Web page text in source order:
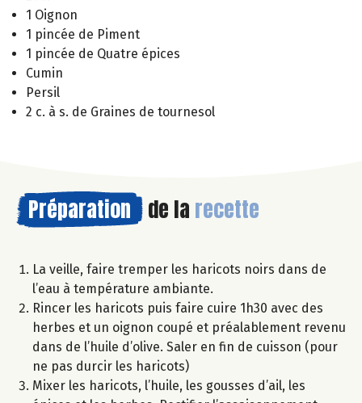
1 Oignon
1 pincée de Piment
1 pincée de Quatre épices
Cumin
Persil
2 c. à s. de Graines de tournesol
Préparation de la recette
La veille, faire tremper les haricots noirs dans de
l’eau à température ambiante.
Rincer les haricots puis faire cuire 1h30 avec des
herbes et un oignon coupé et préalablement revenu
dans de l’huile d’olive. Saler en fin de cuisson (pour
ne pas durcir les haricots)
Mixer les haricots, l’huile, les gousses d’ail, les